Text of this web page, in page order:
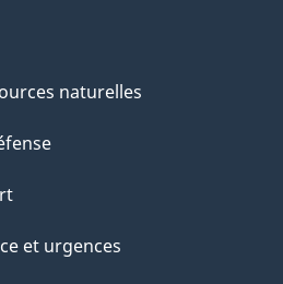
naturelles
et urgences